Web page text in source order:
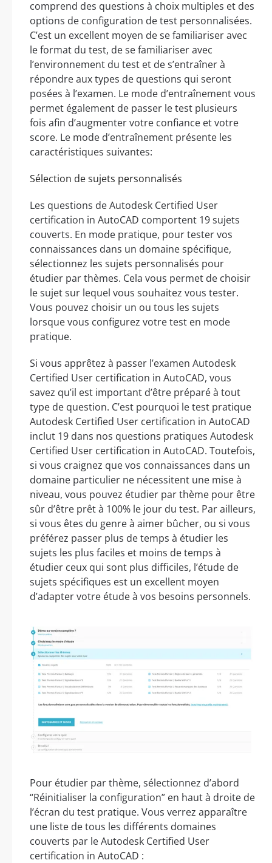
comprend des questions à choix multiples et des
options de configuration de test personnalisées.
C’est un excellent moyen de se familiariser avec
le format du test, de se familiariser avec
l’environnement du test et de s’entraîner à
répondre aux types de questions qui seront
posées à l’examen. Le mode d’entraînement vous
permet également de passer le test plusieurs
fois afin d’augmenter votre confiance et votre
score. Le mode d’entraînement présente les
caractéristiques suivantes:
Sélection de sujets personnalisés
Les questions de Autodesk Certified User
certification in AutoCAD comportent 19 sujets
couverts. En mode pratique, pour tester vos
connaissances dans un domaine spécifique,
sélectionnez les sujets personnalisés pour
étudier par thèmes. Cela vous permet de choisir
le sujet sur lequel vous souhaitez vous tester.
Vous pouvez choisir un ou tous les sujets
lorsque vous configurez votre test en mode
pratique.
Si vous apprêtez à passer l’examen Autodesk
Certified User certification in AutoCAD, vous
savez qu’il est important d’être préparé à tout
type de question. C’est pourquoi le test pratique
Autodesk Certified User certification in AutoCAD
inclut 19 dans nos questions pratiques Autodesk
Certified User certification in AutoCAD. Toutefois,
si vous craignez que vos connaissances dans un
domaine particulier ne nécessitent une mise à
niveau, vous pouvez étudier par thème pour être
sûr d’être prêt à 100% le jour du test. Par ailleurs,
si vous êtes du genre à aimer bûcher, ou si vous
préférez passer plus de temps à étudier les
sujets les plus faciles et moins de temps à
étudier ceux qui sont plus difficiles, l’étude de
sujets spécifiques est un excellent moyen
d’adapter votre étude à vos besoins personnels.
Pour étudier par thème, sélectionnez d’abord
“Réinitialiser la configuration” en haut à droite de
l’écran du test pratique. Vous verrez apparaître
une liste de tous les différents domaines
couverts par le Autodesk Certified User
certification in AutoCAD :